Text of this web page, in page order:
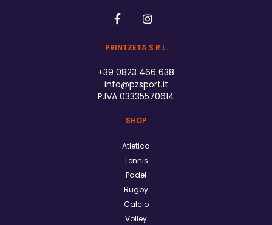
PRINTZETA S.R.L.
+39 0823 466 638
info@pzsport.it
P.IVA 03335570614
SHOP
Atletica
Tennis
Padel
Rugby
Calcio
Volley